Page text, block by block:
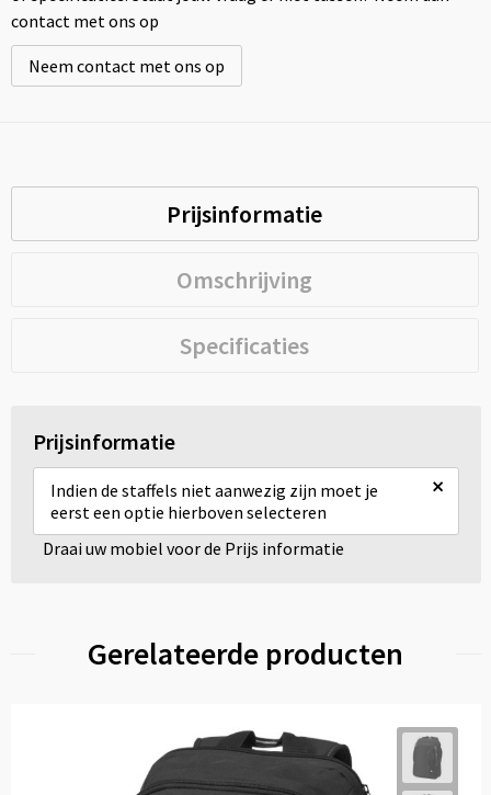
contact met ons op
Neem contact met ons op
Prijsinformatie
Omschrijving
Specificaties
Prijsinformatie
Indien de staffels niet aanwezig zijn moet je
eerst een optie hierboven selecteren
×
Draai uw mobiel voor de Prijs informatie
Gerelateerde producten